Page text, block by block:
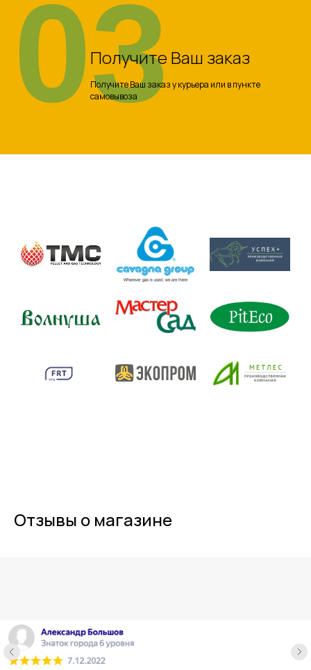
Получите Ваш заказ
Получите Ваш заказ у курьера или в пункте
самовывоза
03
Отзывы о магазине